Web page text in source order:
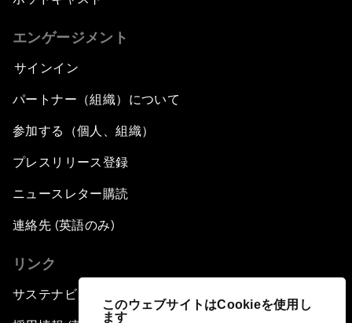
このウェブサイトはCookieを使用し
ます
エンゲージメント
サインイン
パートナー（組織）について
参加する（個人、組織）
プレスリリース登録
ニュースレター購読
連絡先 (英語のみ)
リンク
サステナビリティへの取り組み